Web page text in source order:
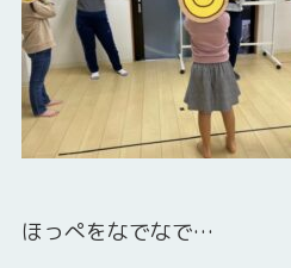
ほっぺをなでなで…